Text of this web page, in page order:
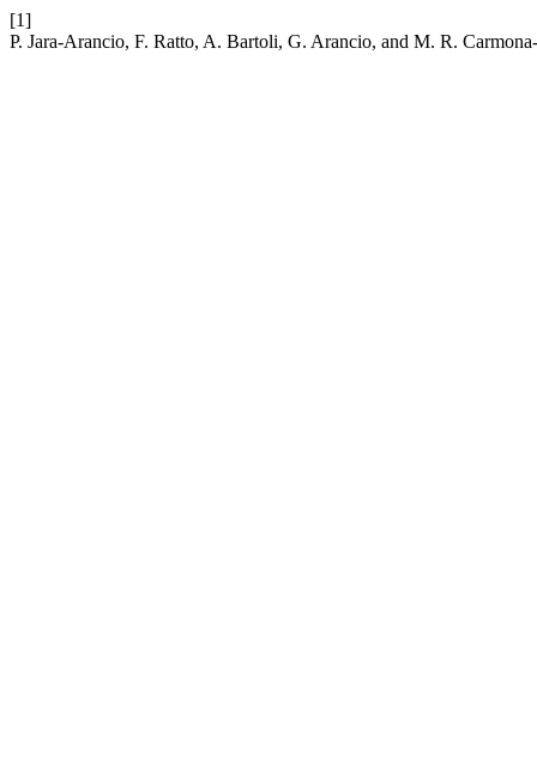
[1]
P. Jara-Arancio, F. Ratto, A. Bartoli, G. Arancio, and M. R.